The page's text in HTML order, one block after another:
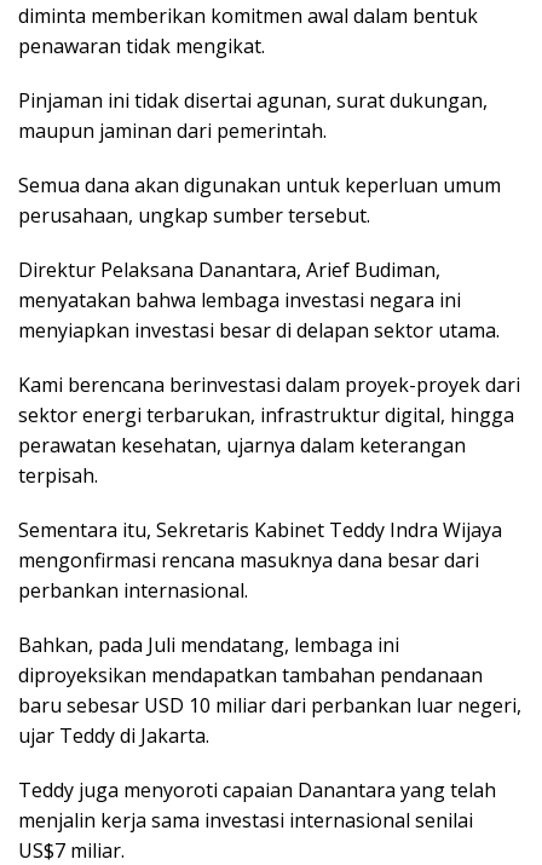
diminta memberikan komitmen awal dalam bentuk
penawaran tidak mengikat.
Pinjaman ini tidak disertai agunan, surat dukungan,
maupun jaminan dari pemerintah.
Semua dana akan digunakan untuk keperluan umum
perusahaan, ungkap sumber tersebut.
Direktur Pelaksana Danantara, Arief Budiman,
menyatakan bahwa lembaga investasi negara ini
menyiapkan investasi besar di delapan sektor utama.
Kami berencana berinvestasi dalam proyek-proyek dari
sektor energi terbarukan, infrastruktur digital, hingga
perawatan kesehatan, ujarnya dalam keterangan
terpisah.
Sementara itu, Sekretaris Kabinet Teddy Indra Wijaya
mengonfirmasi rencana masuknya dana besar dari
perbankan internasional.
Bahkan, pada Juli mendatang, lembaga ini
diproyeksikan mendapatkan tambahan pendanaan
baru sebesar USD 10 miliar dari perbankan luar negeri,
ujar Teddy di Jakarta.
Teddy juga menyoroti capaian Danantara yang telah
menjalin kerja sama investasi internasional senilai
US$7 miliar.